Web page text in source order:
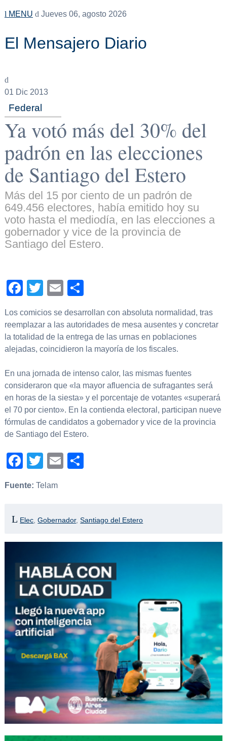
MENU Jueves 06, agosto 2026
El Mensajero Diario
01 Dic 2013
Federal
Ya votó más del 30% del
padrón en las elecciones
de Santiago del Estero
Más del 15 por ciento de un padrón de
649.456 electores, había emitido hoy su
voto hasta el mediodía, en las elecciones a
gobernador y vice de la provincia de
Santiago del Estero.
Facebook
TwitterEmail
Los comicios se desarrollan con absoluta normalidad, tras
reemplazar a las autoridades de mesa ausentes y concretar
la totalidad de la entrega de las urnas en poblaciones
alejadas, coincidieron la mayoría de los fiscales.
En una jornada de intenso calor, las mismas fuentes
consideraron que «la mayor afluencia de sufragantes será
en horas de la siesta» y el porcentaje de votantes «superará
el 70 por ciento». En la contienda electoral, participan nueve
fórmulas de candidatos a gobernador y vice de la provincia
de Santiago del Estero.
Facebook
TwitterEmail
Fuente: Telam
Elec ,Gobernador,Santiago del Estero